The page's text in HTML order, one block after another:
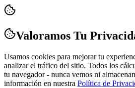
Valoramos Tu
Usamos cookies para mejorar tu
analizar el tráfico del sitio. Todos los
tu navegador - nunca vemos ni
información en nuestra Política de